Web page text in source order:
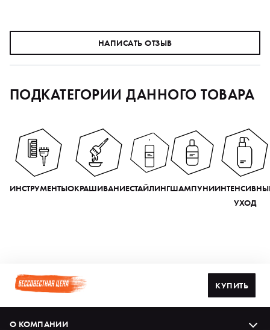
НАПИСАТЬ ОТЗЫВ
ПОДКАТЕГОРИИ ДАННОГО ТОВАРА
ИНСТРУМЕНТЫОКРАШИВАНИЕСТАЙЛИНГШАМПУНИ
УХОД
КУПИТЬ
О КОМПАНИИ